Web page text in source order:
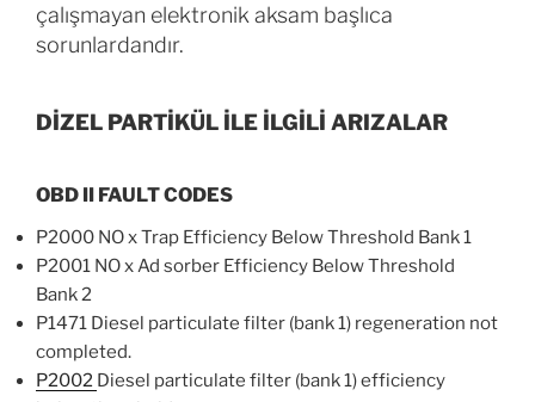
çalışmayan elektronik aksam başlıca
sorunlardandır.
DİZEL PARTİKÜL İLE İLGİLİ ARIZALAR
OBD II FAULT CODES
P2000 NO x Trap Efficiency Below Threshold Bank 1
P2001 NO x Ad sorber Efficiency Below Threshold
Bank 2
P1471 Diesel particulate filter (bank 1) regeneration not
completed.
P2002 Diesel particulate filter (bank 1) efficiency